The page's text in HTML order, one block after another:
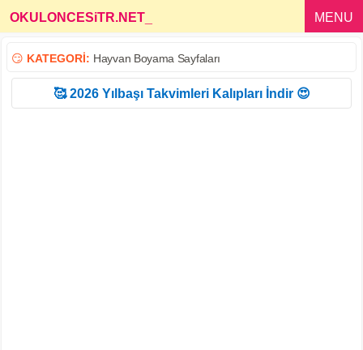
OKULONCESiTR.NET MENU
😏 KATEGORİ: Hayvan Boyama Sayfaları
🥰 2026 Yılbaşı Takvimleri Kalıpları İndir 😍